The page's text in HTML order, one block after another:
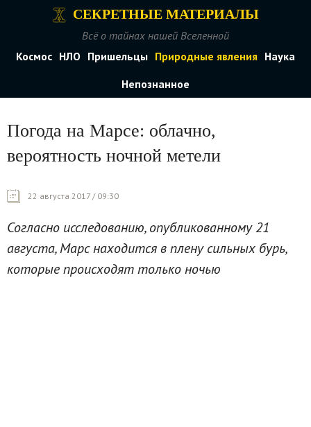
СЕКРЕТНЫЕ МАТЕРИАЛЫ
Всё о тайнах нашей Вселенной
Космос НЛО Пришельцы Природные явления Наука
Непознанное
Погода на Марсе: облачно,
вероятность ночной метели
22 августа 2017 / 09:30
Согласно исследованию, опубликованному 21
августа, Марс находится в плену сильных бурь,
которые происходят только ночью